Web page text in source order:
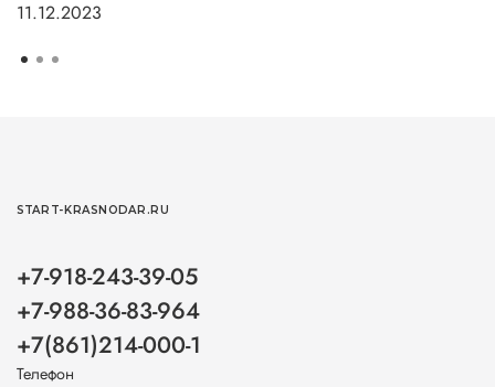
11.12.2023
START-KRASNODAR.RU
+7-918-243-39-05
+7-988-36-83-964
+7(861)214-000-1
Телефон